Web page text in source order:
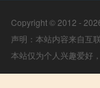
Copyright © 2012 -
声明：本站内容来自互
本站仅为个人兴趣爱好